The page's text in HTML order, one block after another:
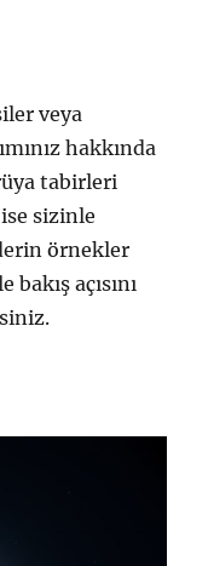
veya
hakkında
tabirleri
sizinle
örnekler
bakış açısını